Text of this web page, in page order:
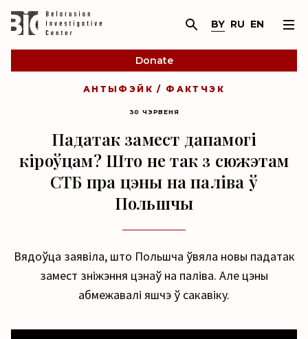
BY RU EN
Donate
АНТЫФЭЙК / ФАКТЧЭК
30 ЧЭРВЕНЯ
Падатак замест дапамогі
кіроўцам? Што не так з сюжэтам
СТБ пра цэны на паліва ў
Польшчы
Вядоўца заявіла, што Польшча ўвяла новы падатак
замест зніжэння цэнаў на паліва. Але цэны
абмежавалі яшчэ ў сакавіку.